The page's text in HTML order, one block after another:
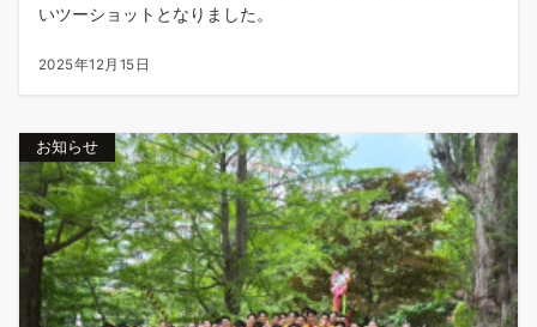
いツーショットとなりました。
2025年12月15日
お知らせ